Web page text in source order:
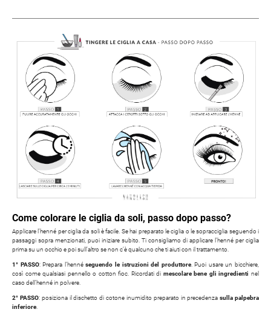
Come colorare le ciglia da soli, passo dopo passo?
Applicare l’henné per ciglia da soli è facile. Se hai preparato le ciglia o le sopracciglia seguendo i
passaggi sopra menzionati, puoi iniziare subito. Ti consigliamo di applicare l’henné per ciglia
prima su un occhio e poi sull’altro se non c’è qualcuno che ti aiuti con il trattamento.
1° PASSO: Prepara l’hennéseguendo le istruzioni del produttore. Puoi usare un bicchiere,
così come qualsiasi pennello o cotton fioc. Ricordati di mescolare bene gli ingredienti nel
caso dell’henné in polvere.
2° PASSO: posiziona il dischetto di cotone inumidito preparato in precedenzasulla palpebra
inferiore.